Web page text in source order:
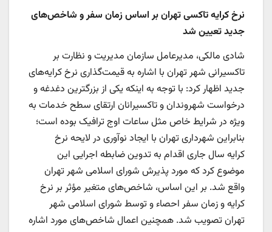
نرخ کرایه تاکسی تهران بر اساس زمان سفر و شاخص‌های
جدید تعیین شد
شادی مالکی، مدیرعامل سازمان مدیریت و نظارت بر
تاکسیرانی شهر تهران با اشاره به قیمت‌گذاری نرخ کرایه‌های
جدید اظهار کرد: با توجه به اینکه یکی از بزرگترین دغدغه و
درخواست شهروندان و تاکسیرانان ارتقای سطح خدمات به
ویژه در شرایط خاص مثل ساعات اوج ترافیک بوده است؛
بنابراین شهرداری تهران با ایجاد نوآوری در لایحه نرخ
کرایه سال جاری اقدام به تدوین ضابطه اجرایی این
موضوع کرد که مورد پذیرش شورای اسلامی شهر تهران
واقع شد. بر این اساس، شاخص‌های متغیر مؤثر بر نرخ
کرایه و زمان سفر احصاء و توسط شورای اسلامی شهر
تهران تصویب شد. همچنین اعمال شاخص‌های مورد اشاره